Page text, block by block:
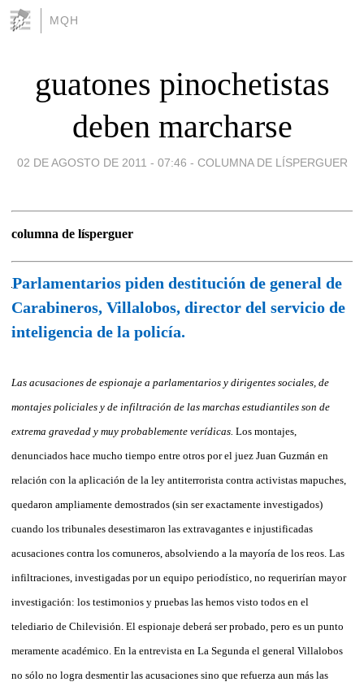
MQH
guatones pinochetistas
deben marcharse
02 DE AGOSTO DE 2011 - 07:46 - COLUMNA DE LÍSPERGUER
columna de lísperguer
Parlamentarios piden destitución de general de
Carabineros, Villalobos, director del servicio de
inteligencia de la policía.
Las acusaciones de espionaje a parlamentarios y dirigentes sociales, de
montajes policiales y de infiltración de las marchas estudiantiles son de
extrema gravedad y muy probablemente verídicas. Los montajes,
denunciados hace mucho tiempo entre otros por el juez Juan Guzmán en
relación con la aplicación de la ley antiterrorista contra activistas mapuches,
quedaron ampliamente demostrados (sin ser exactamente investigados)
cuando los tribunales desestimaron las extravagantes e injustificadas
acusaciones contra los comuneros, absolviendo a la mayoría de los reos. Las
infiltraciones, investigadas por un equipo periodístico, no requerirían mayor
investigación: los testimonios y pruebas las hemos visto todos en el
telediario de Chilevisión. El espionaje deberá ser probado, pero es un punto
meramente académico. En la entrevista en La Segunda el general Villalobos
no sólo no logra desmentir las acusaciones sino que refuerza aun más las